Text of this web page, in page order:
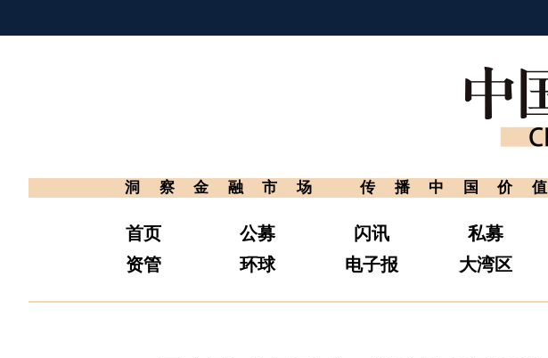
洞察金融市场 传播中国价值
首页
资管
公募
环球
闪讯
电子报
私募
大湾区